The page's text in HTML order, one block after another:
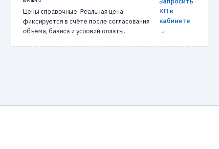
Цены справочные. Реальная цена
фиксируется в счёте после согласования
объёма, базиса и условий оплаты.
КП в
кабинете
→